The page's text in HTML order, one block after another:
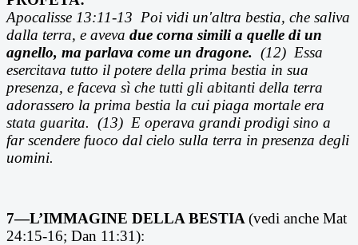
Apocalisse 13:11-13 Poi vidi un'altra bestia, che saliva
dalla terra, e aveva due corna simili a quelle di un
agnello, ma parlava come un dragone. (12) Essa
esercitava tutto il potere della prima bestia in sua
presenza, e faceva sì che tutti gli abitanti della terra
adorassero la prima bestia la cui piaga mortale era
stata guarita. (13) E operava grandi prodigi sino a
far scendere fuoco dal cielo sulla terra in presenza degli
uomini.
7—L’IMMAGINE DELLA BESTIA (vedi anche Mat
24:15-16; Dan 11:31):